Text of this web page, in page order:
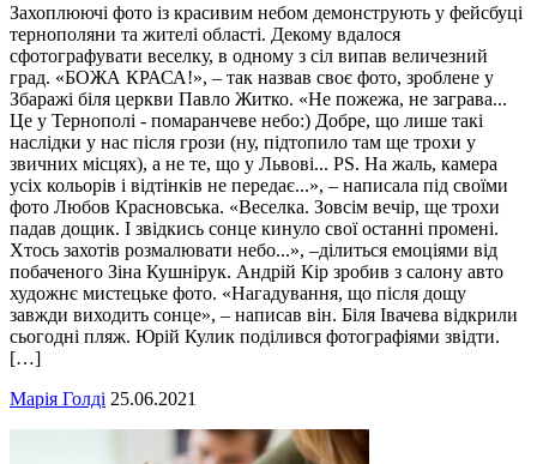
Захоплюючі фото із красивим небом демонструють у фейсбуці
тернополяни та жителі області. Декому вдалося
сфотографувати веселку, в одному з сіл випав величезний
град. «БОЖА КРАСА!», – так назвав своє фото, зроблене у
Збаражі біля церкви Павло Житко. «Не пожежа, не заграва...
Це у Тернополі - помаранчеве небо:) Добре, що лише такі
наслідки у нас після грози (ну, підтопило там ще трохи у
звичних місцях), а не те, що у Львові... РS. На жаль, камера
усіх кольорів і відтінків не передає...», – написала під своїми
фото Любов Красновська. «Веселка. Зовсім вечір, ще трохи
падав дощик. І звідкись сонце кинуло свої останні промені.
Хтось захотів розмалювати небо...», –ділиться емоціями від
побаченого Зіна Кушнірук. Андрій Кір зробив з салону авто
художнє мистецьке фото. «Нагадування, що після дощу
завжди виходить сонце», – написав він. Біля Івачева відкрили
сьогодні пляж. Юрій Кулик поділився фотографіями звідти.
[…]
Марія Голді 25.06.2021